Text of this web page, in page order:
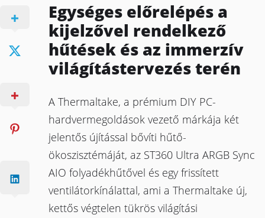
Egységes előrelépés a
kijelzővel rendelkező
hűtések és az immerzív
világítástervezés terén
A Thermaltake, a prémium DIY PC-
hardvermegoldások vezető márkája két
jelentős újítással bővíti hűtő-
ökoszisztémáját, az ST360 Ultra ARGB Sync
AIO folyadékhűtővel és egy frissített
ventilátorkínálattal, ami a Thermaltake új,
kettős végtelen tükrös világítási